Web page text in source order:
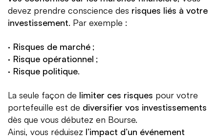
devez prendre conscience des risques liés à votre
investissement. Par exemple :
· Risques de marché ;
· Risque opérationnel ;
· Risque politique.
La seule façon de limiter ces risques pour votre
portefeuille est de diversifier vos investissements
dès que vous débutez en Bourse.
Ainsi, vous réduisez l’impact d’un événement